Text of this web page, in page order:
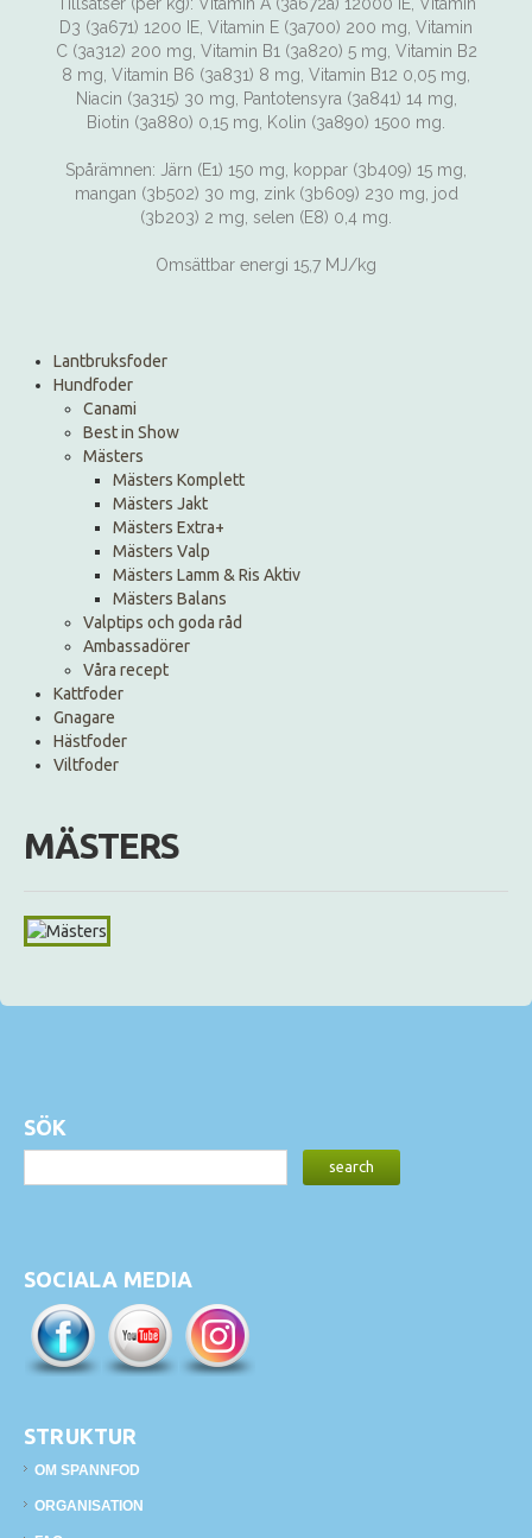
D3 (3a671) 1200 IE, Vitamin E (3a700) 200 mg, Vitamin
C (3a312) 200 mg, Vitamin B1 (3a820) 5 mg, Vitamin B2
8 mg, Vitamin B6 (3a831) 8 mg, Vitamin B12 0,05 mg,
Niacin (3a315) 30 mg, Pantotensyra (3a841) 14 mg,
Biotin (3a880) 0,15 mg, Kolin (3a890) 1500 mg.
Spårämnen: Järn (E1) 150 mg, koppar (3b409) 15 mg,
mangan (3b502) 30 mg, zink (3b609) 230 mg, jod
(3b203) 2 mg, selen (E8) 0,4 mg.
Omsättbar energi 15,7 MJ/kg
Lantbruksfoder
Hundfoder
Canami
Best in Show
Mästers
Mästers Komplett
Mästers Jakt
Mästers Extra+
Mästers Valp
Mästers Lamm & Ris Aktiv
Mästers Balans
Valptips och goda råd
Ambassadörer
Våra recept
Kattfoder
Gnagare
Hästfoder
Viltfoder
MÄSTERS
SÖK
SOCIALA MEDIA
STRUKTUR
OM SPANNFOD
ORGANISATION